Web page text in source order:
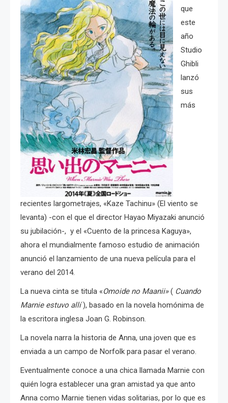
que
este
año
Studio
Ghibli
lanzó
sus
más
recientes largometrajes, «Kaze Tachinu» (El viento se
levanta) -con el que el director Hayao Miyazaki anunció
su jubilación-, y el «Cuento de la princesa Kaguya»,
ahora el mundialmente famoso estudio de animación
anunció el lanzamiento de una nueva película para el
verano del 2014.
La nueva cinta se titula «Omoide no Maanii»( Cuando
Marnie estuvo allí), basado en la novela homónima de
la escritora inglesa Joan G. Robinson.
La novela narra la historia de Anna, una joven que es
enviada a un campo de Norfolk para pasar el verano.
Eventualmente conoce a una chica llamada Marnie con
quién logra establecer una gran amistad ya que anto
Anna como Marnie tienen vidas solitarias, por lo que es